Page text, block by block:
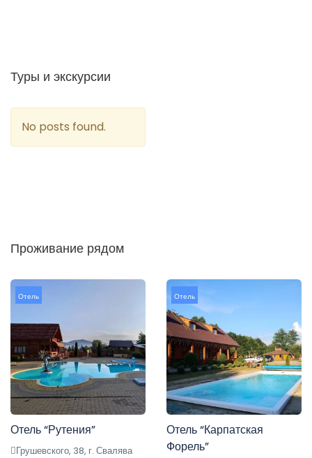
Туры и экскурсии
No posts found.
Проживание рядом
Отель
Отель “Рутения”
Грушевского, 38, г. Свалява
Отель
Отель “Карпатская
Форель”